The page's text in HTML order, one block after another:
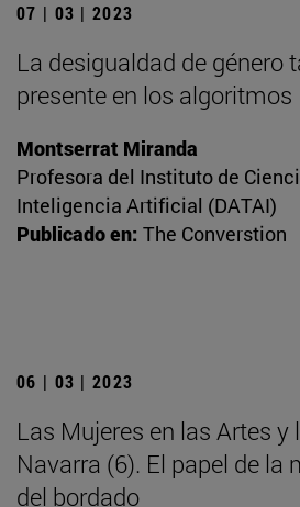
07 | 03 | 2023
La desigualdad de género
presente en los algoritmos
Montserrat Miranda
Profesora del Instituto de
Inteligencia Artificial (DATAI)
Publicado en: The Converstion
06 | 03 | 2023
Las Mujeres en las Artes y
Navarra (6). El papel de la
del bordado